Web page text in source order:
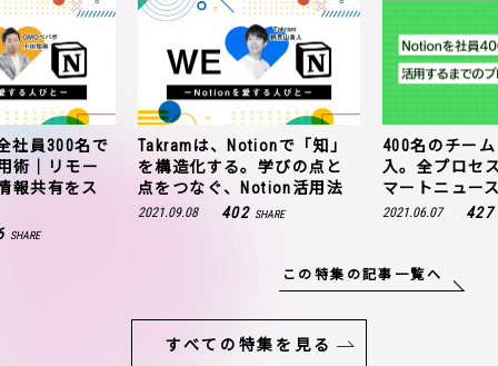
社員300名で
術｜リモー
報共有をス
SHARE
Takramは、Notionで「知」
を構造化する。学びの点と
点をつなぐ、Notion活用法
2021.09.08 402 SHARE
400名のチー
入。全プロセ
マートニュー
2021.06.07 427
この特集の記事一覧へ
すべての特集を見る